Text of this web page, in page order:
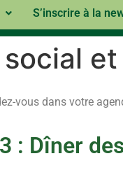
S’inscrire à la
vous dans votre
: Dîner